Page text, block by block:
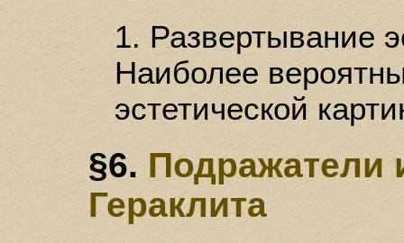
1. Развертывание
Наиболее
эстетической
§6.Подражатели
Гераклита